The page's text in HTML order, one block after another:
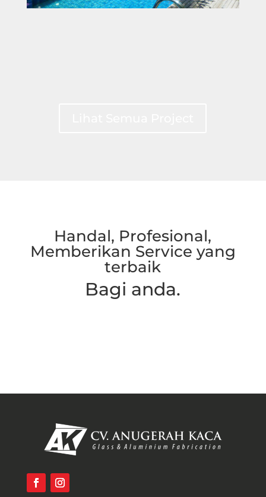
Handal, Profesional,
Memberikan Service yang
terbaik
Bagi anda.